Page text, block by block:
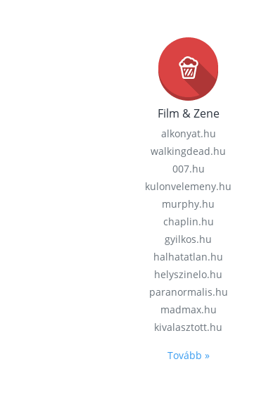
Film & Zene
alkonyat.hu
walkingdead.hu
007.hu
kulonvelemeny.hu
murphy.hu
chaplin.hu
gyilkos.hu
halhatatlan.hu
helyszinelo.hu
paranormalis.hu
madmax.hu
kivalasztott.hu
Tovább »